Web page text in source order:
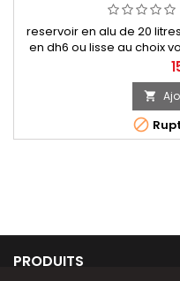
reservoir en alu de 20
en dh6 ou lisse au choix
remplissage dans la


PRODUITS